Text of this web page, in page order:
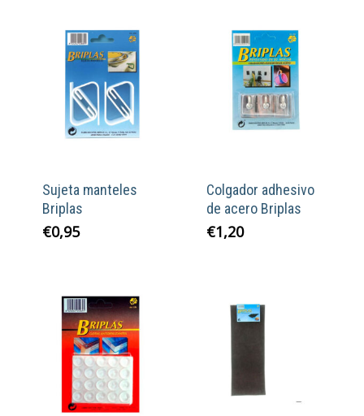
Sujeta manteles
Briplas
€0,95
Colgador adhesivo
de acero Briplas
€1,20